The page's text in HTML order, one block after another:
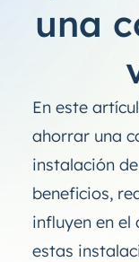
una
En este
ahorrar una
instalación
beneficios,
influyen en el
estas